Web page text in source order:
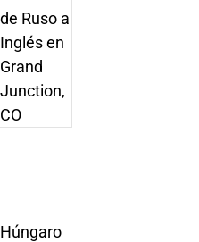
Húngaro